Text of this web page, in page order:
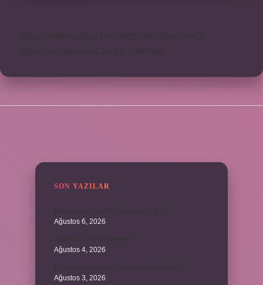
SON YAZILAR
Ağustos 6, 2026
Ağustos 4, 2026
Ağustos 3, 2026